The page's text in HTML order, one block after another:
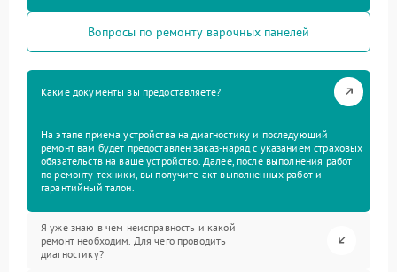
Вопросы по ремонту варочных панелей
Какие документы вы предоставляете?
На этапе приема устройства на диагностику и последующий
ремонт вам будет предоставлен заказ-наряд с указанием страховых
обязательств на ваше устройство. Далее, после выполнения работ
по ремонту техники, вы получите акт выполненных работ и
гарантийный талон.
Я уже знаю в чем неисправность и какой
ремонт необходим. Для чего проводить
диагностику?